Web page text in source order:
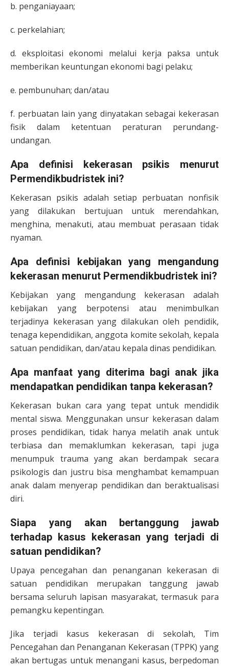
b. penganiayaan;
c. perkelahian;
d. eksploitasi ekonomi melalui kerja paksa untuk
memberikan keuntungan ekonomi bagi pelaku;
e. pembunuhan; dan/atau
f. perbuatan lain yang dinyatakan sebagai kekerasan
fisik dalam ketentuan peraturan perundang-
undangan.
Apa definisi kekerasan psikis menurut
Permendikbudristek ini?
Kekerasan psikis adalah setiap perbuatan nonfisik
yang dilakukan bertujuan untuk merendahkan,
menghina, menakuti, atau membuat perasaan tidak
nyaman.
Apa definisi kebijakan yang mengandung
kekerasan menurut Permendikbudristek ini?
Kebijakan yang mengandung kekerasan adalah
kebijakan yang berpotensi atau menimbulkan
terjadinya kekerasan yang dilakukan oleh pendidik,
tenaga kependidikan, anggota komite sekolah, kepala
satuan pendidikan, dan/atau kepala dinas pendidikan.
Apa manfaat yang diterima bagi anak jika
mendapatkan pendidikan tanpa kekerasan?
Kekerasan bukan cara yang tepat untuk mendidik
mental siswa. Menggunakan unsur kekerasan dalam
proses pendidikan, tidak hanya melatih anak untuk
terbiasa dan memaklumkan kekerasan, tapi juga
menumpuk trauma yang akan berdampak secara
psikologis dan justru bisa menghambat kemampuan
anak dalam menyerap pendidikan dan beraktualisasi
diri.
Siapa yang akan bertanggung jawab
terhadap kasus kekerasan yang terjadi di
satuan pendidikan?
Upaya pencegahan dan penanganan kekerasan di
satuan pendidikan merupakan tanggung jawab
bersama seluruh lapisan masyarakat, termasuk para
pemangku kepentingan.
Jika terjadi kasus kekerasan di sekolah, Tim
Pencegahan dan Penanganan Kekerasan (TPPK) yang
akan bertugas untuk menangani kasus, berpedoman